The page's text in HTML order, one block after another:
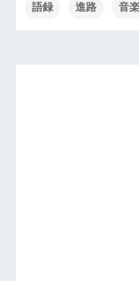
語録 進路 音楽